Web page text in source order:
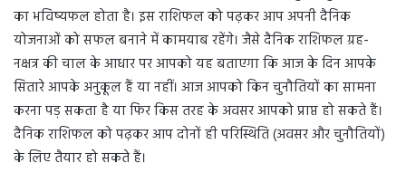
का भविष्यफल होता है। इस राशिफल को पढ़कर आप अपनी दैनिक
योजनाओं को सफल बनाने में कामयाब रहेंगे। जैसे दैनिक राशिफल ग्रह-
नक्षत्र की चाल के आधार पर आपको यह बताएगा कि आज के दिन आपके
सितारे आपके अनुकूल हैं या नहीं। आज आपको किन चुनौतियों का सामना
करना पड़ सकता है या फिर किस तरह के अवसर आपको प्राप्त हो सकते हैं।
दैनिक राशिफल को पढ़कर आप दोनों ही परिस्थिति (अवसर और चुनौतियों)
के लिए तैयार हो सकते हैं।